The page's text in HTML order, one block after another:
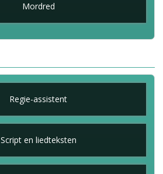
Mordred
Regie-assistent
Script en liedteksten